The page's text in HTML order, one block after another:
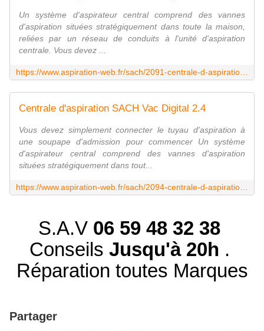
Un système d'aspirateur central comprend des vannes
d'aspiration situées stratégiquement dans toute la maison,
reliées par un réseau de conduits à l'unité d'aspiration
centrale. Vous devez ...
Centrale d'aspiration SACH Vac Digital 2.4
Vous devez simplement connecter le tuyau d'aspiration à
une soupape d'admission pour commencer Un système
d'aspirateur central comprend des vannes d'aspiration
situées stratégiquement dans tout...
S.A.V 06 59 48 32 38
Conseils Jusqu'à 20h .
Réparation toutes Marques
Partager